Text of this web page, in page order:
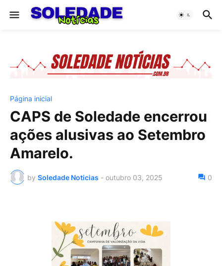
Página inicial
CAPS de Soledade encerrou
ações alusivas ao Setembro
Amarelo.
by Soledade Noticias - outubro 03, 2025 0